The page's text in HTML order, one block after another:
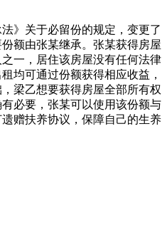
关于必留份的规定，变更了
额由张某继承。张某获得房屋
一，居住该房屋没有任何法律
均可通过份额获得相应收益，
梁乙想要获得房屋全部所有权
必要，张某可以使用该份额与
赠扶养协议，保障自己的生养